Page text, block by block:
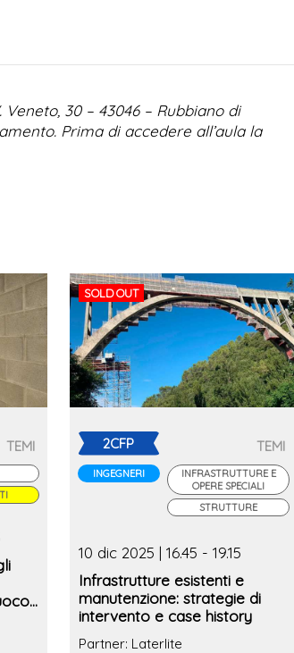
30 – 43046 – Rubbiano di
Prima di accedere all’aula la
TEMI
SOLD OUT
2CFP
INGEGNERI
TEMI
INFRASTRUTTURE E
OPERE SPECIALI
STRUTTURE
10 dic 2025 | 16.45 - 19.15
Infrastrutture esistenti e
manutenzione: strategie di
intervento e case history
Partner: Laterlite